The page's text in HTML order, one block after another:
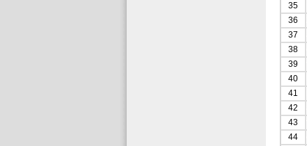
35
36
37
38
39
40
41
42
43
44